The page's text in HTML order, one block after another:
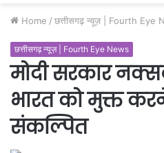
Home / छत्तीसगढ़ न्यूज़ | Fourth Eye
छत्तीसगढ़ न्यूज़ | Fourth Eye News
मोदी सरकार
भारत को मुक्त
संकल्पित